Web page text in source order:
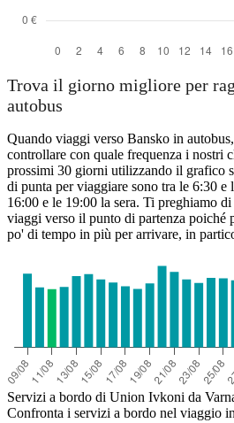
Trova il giorno migliore per
autobus
Quando viaggi verso Bansko in
controllare con quale frequenza i nostri
prossimi 30 giorni utilizzando il grafico
di punta per viaggiare sono tra le 6:30 e
16:00 e le 19:00 la sera. Ti preghiamo
viaggi verso il punto di partenza poiché
po' di tempo in più per arrivare, in
Servizi a bordo di Union Ivkoni da
Confronta i servizi a bordo nel viaggio